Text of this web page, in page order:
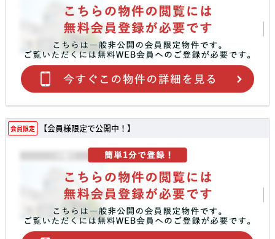
会員限定 【会員様限定で公開中！】